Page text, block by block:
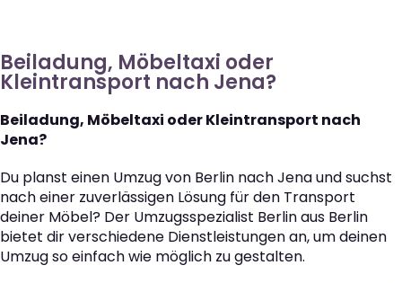
Beiladung, Möbeltaxi oder
Kleintransport nach Jena?
Beiladung, Möbeltaxi oder Kleintransport nach
Jena?
Du planst einen Umzug von Berlin nach Jena und suchst
nach einer zuverlässigen Lösung für den Transport
deiner Möbel? Der Umzugsspezialist Berlin aus Berlin
bietet dir verschiedene Dienstleistungen an, um deinen
Umzug so einfach wie möglich zu gestalten.